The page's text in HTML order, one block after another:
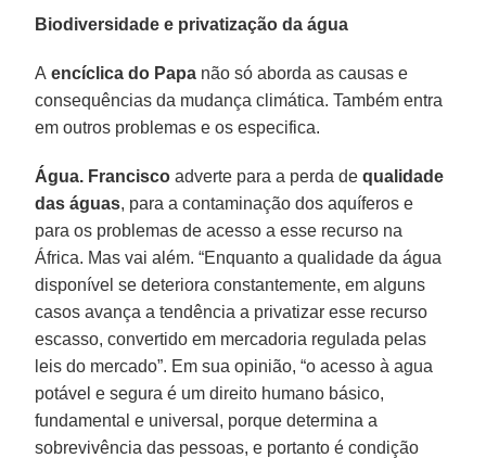
Biodiversidade e privatização da água
A encíclica do Papa não só aborda as causas e
consequências da mudança climática. Também entra
em outros problemas e os especifica.
Água. Francisco adverte para a perda dequalidade
das águas, para a contaminação dos aquíferos e
para os problemas de acesso a esse recurso na
África. Mas vai além. “Enquanto a qualidade da água
disponível se deteriora constantemente, em alguns
casos avança a tendência a privatizar esse recurso
escasso, convertido em mercadoria regulada pelas
leis do mercado”. Em sua opinião, “o acesso à agua
potável e segura é um direito humano básico,
fundamental e universal, porque determina a
sobrevivência das pessoas, e portanto é condição